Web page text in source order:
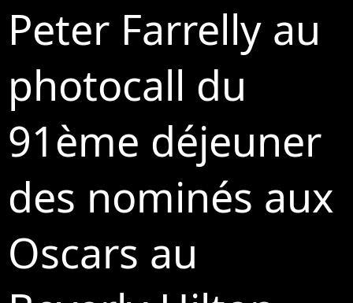
Peter Farrelly au
photocall du
91ème déjeuner
des nominés aux
Oscars au